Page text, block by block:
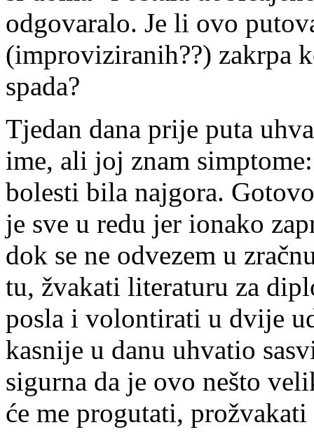
odgovaralo. Je li ovo
(improviziranih??) zakrpa
spada?
Tjedan dana prije puta
ime, ali joj znam
bolesti bila najgora.
je sve u redu jer ionako
dok se ne odvezem u
tu, žvakati literaturu za
posla i volontirati u dvije
kasnije u danu uhvatio
sigurna da je ovo nešto
će me progutati,